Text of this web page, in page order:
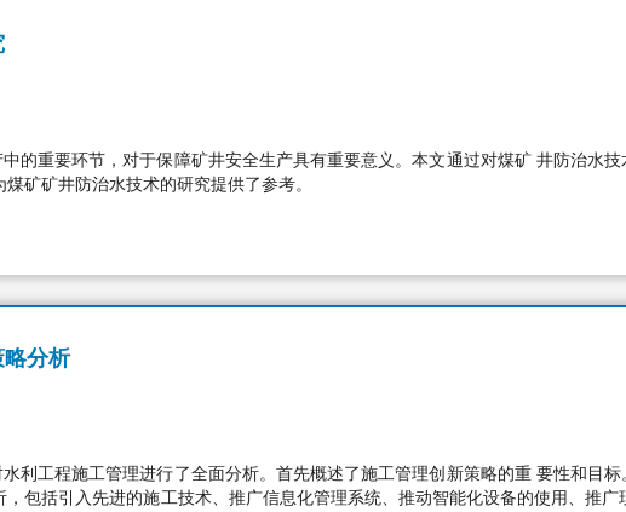
的重要环节，对于保障矿井安全生产具有重要意义。本文通过对煤矿 井防治
矿矿井防治水技术的研究提供了参考。
分析
利工程施工管理进行了全面分析。首先概述了施工管理创新策略的重 要性和
包括引入先进的施工技术、推广信息化管理系统、推动智能化设备的使用、推